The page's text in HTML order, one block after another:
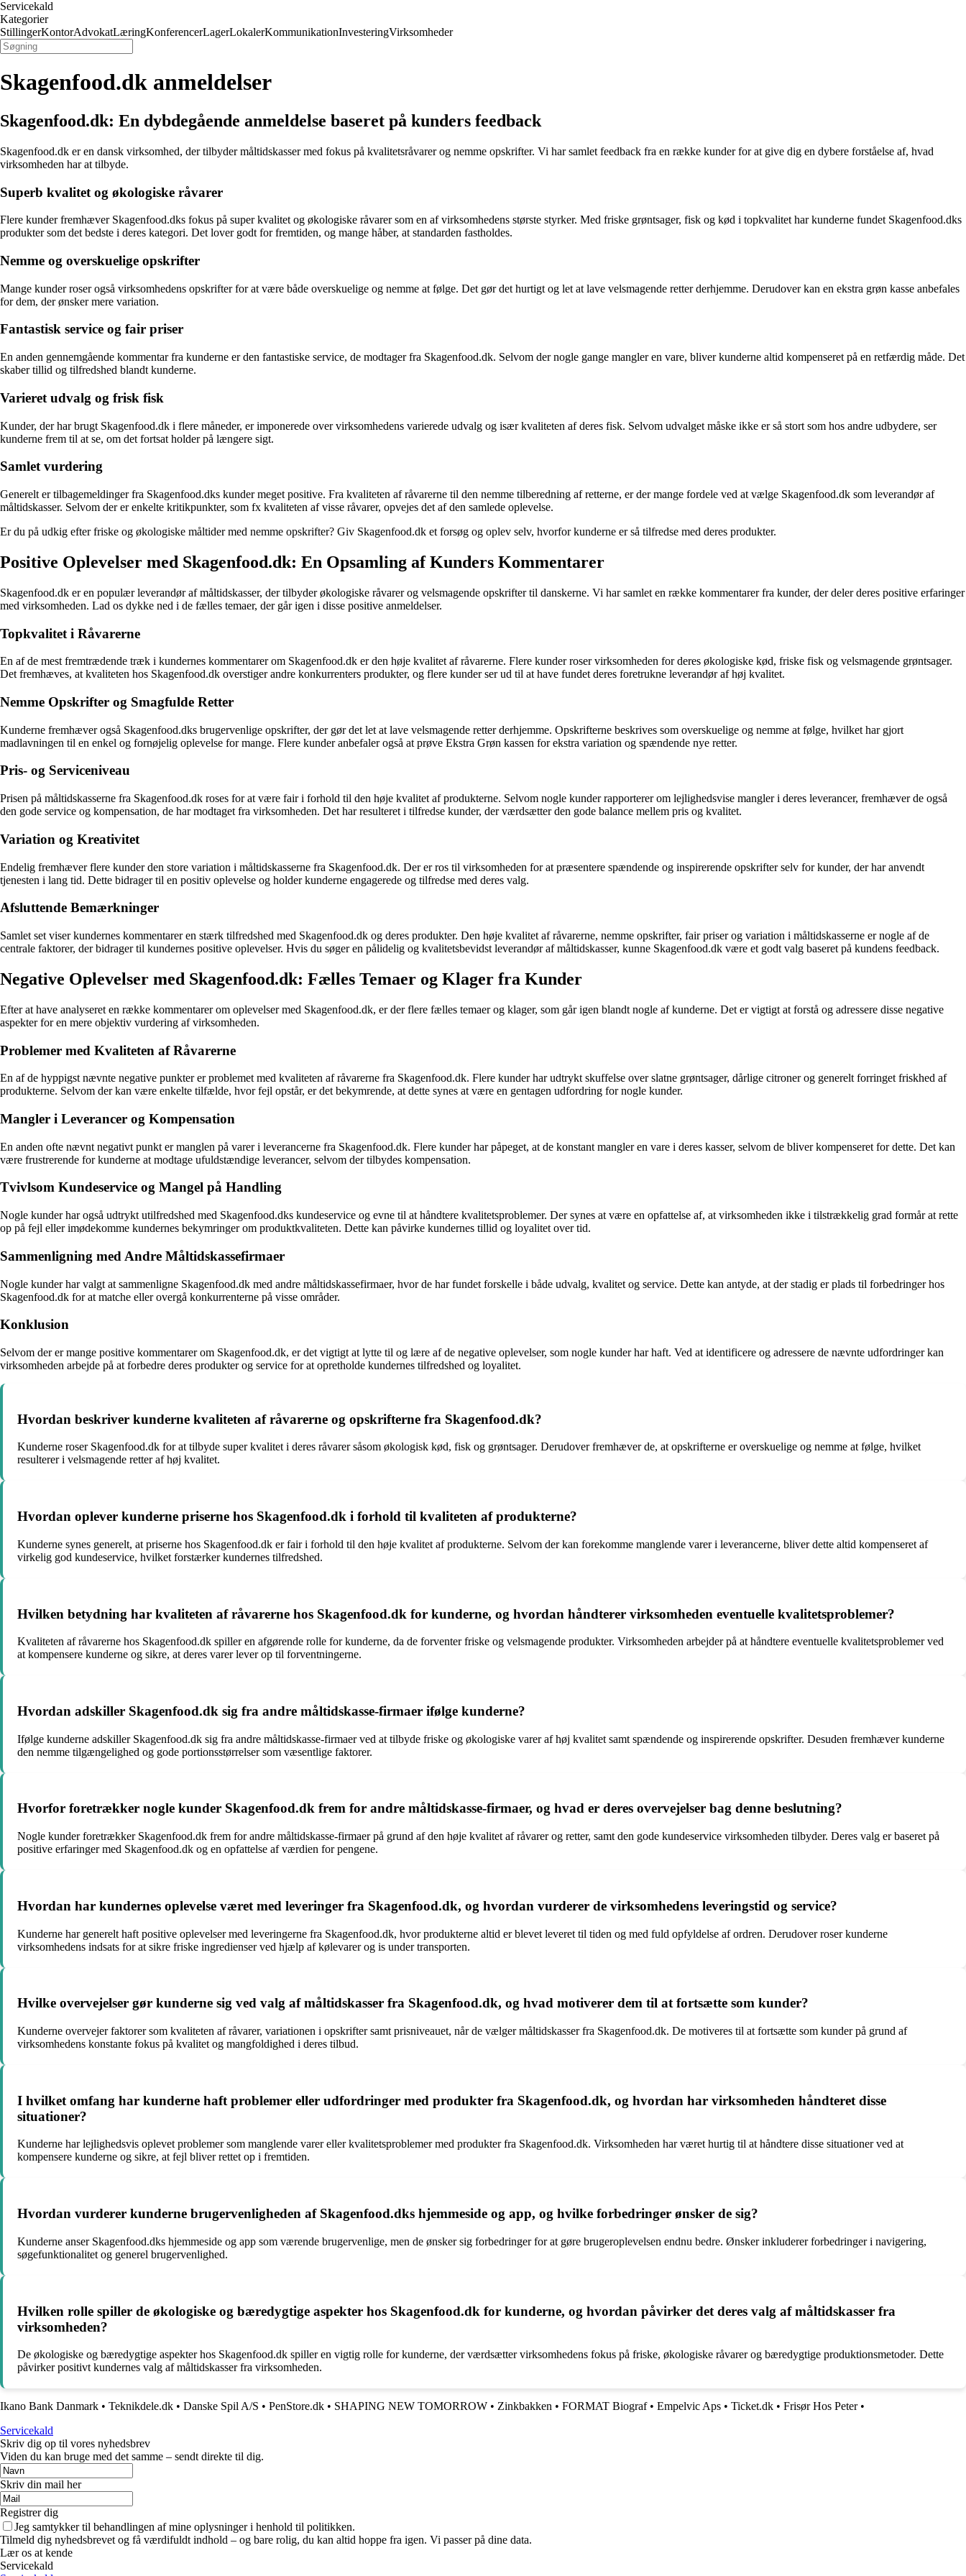
Servicekald
Kategorier
StillingerKontorAdvokatLæringKonferencerLagerLokalerKommunikationInvesteringVirksomheder
Skagenfood.dk anmeldelser
Skagenfood.dk: En dybdegående anmeldelse baseret på kunders feedback
Skagenfood.dk er en dansk virksomhed, der tilbyder måltidskasser med fokus på kvalitetsråvarer og nemme opskrifter. Vi har samlet feedback fra en række kunder for at give dig en dybere forståelse af, hvad
virksomheden har at tilbyde.
Superb kvalitet og økologiske råvarer
Flere kunder fremhæver Skagenfood.dks fokus på super kvalitet og økologiske råvarer som en af virksomhedens største styrker. Med friske grøntsager, fisk og kød i topkvalitet har kunderne fundet Skagenfood.dks
produkter som det bedste i deres kategori. Det lover godt for fremtiden, og mange håber, at standarden fastholdes.
Nemme og overskuelige opskrifter
Mange kunder roser også virksomhedens opskrifter for at være både overskuelige og nemme at følge. Det gør det hurtigt og let at lave velsmagende retter derhjemme. Derudover kan en ekstra grøn kasse anbefales
for dem, der ønsker mere variation.
Fantastisk service og fair priser
En anden gennemgående kommentar fra kunderne er den fantastiske service, de modtager fra Skagenfood.dk. Selvom der nogle gange mangler en vare, bliver kunderne altid kompenseret på en retfærdig måde. Det
skaber tillid og tilfredshed blandt kunderne.
Varieret udvalg og frisk fisk
Kunder, der har brugt Skagenfood.dk i flere måneder, er imponerede over virksomhedens varierede udvalg og især kvaliteten af deres fisk. Selvom udvalget måske ikke er så stort som hos andre udbydere, ser
kunderne frem til at se, om det fortsat holder på længere sigt.
Samlet vurdering
Generelt er tilbagemeldinger fra Skagenfood.dks kunder meget positive. Fra kvaliteten af råvarerne til den nemme tilberedning af retterne, er der mange fordele ved at vælge Skagenfood.dk som leverandør af
måltidskasser. Selvom der er enkelte kritikpunkter, som fx kvaliteten af visse råvarer, opvejes det af den samlede oplevelse.
Er du på udkig efter friske og økologiske måltider med nemme opskrifter? Giv Skagenfood.dk et forsøg og oplev selv, hvorfor kunderne er så tilfredse med deres produkter.
Positive Oplevelser med Skagenfood.dk: En Opsamling af Kunders Kommentarer
Skagenfood.dk er en populær leverandør af måltidskasser, der tilbyder økologiske råvarer og velsmagende opskrifter til danskerne. Vi har samlet en række kommentarer fra kunder, der deler deres positive erfaringer
med virksomheden. Lad os dykke ned i de fælles temaer, der går igen i disse positive anmeldelser.
Topkvalitet i Råvarerne
En af de mest fremtrædende træk i kundernes kommentarer om Skagenfood.dk er den høje kvalitet af råvarerne. Flere kunder roser virksomheden for deres økologiske kød, friske fisk og velsmagende grøntsager.
Det fremhæves, at kvaliteten hos Skagenfood.dk overstiger andre konkurrenters produkter, og flere kunder ser ud til at have fundet deres foretrukne leverandør af høj kvalitet.
Nemme Opskrifter og Smagfulde Retter
Kunderne fremhæver også Skagenfood.dks brugervenlige opskrifter, der gør det let at lave velsmagende retter derhjemme. Opskrifterne beskrives som overskuelige og nemme at følge, hvilket har gjort
madlavningen til en enkel og fornøjelig oplevelse for mange. Flere kunder anbefaler også at prøve Ekstra Grøn kassen for ekstra variation og spændende nye retter.
Pris- og Serviceniveau
Prisen på måltidskasserne fra Skagenfood.dk roses for at være fair i forhold til den høje kvalitet af produkterne. Selvom nogle kunder rapporterer om lejlighedsvise mangler i deres leverancer, fremhæver de også
den gode service og kompensation, de har modtaget fra virksomheden. Det har resulteret i tilfredse kunder, der værdsætter den gode balance mellem pris og kvalitet.
Variation og Kreativitet
Endelig fremhæver flere kunder den store variation i måltidskasserne fra Skagenfood.dk. Der er ros til virksomheden for at præsentere spændende og inspirerende opskrifter selv for kunder, der har anvendt
tjenesten i lang tid. Dette bidrager til en positiv oplevelse og holder kunderne engagerede og tilfredse med deres valg.
Afsluttende Bemærkninger
Samlet set viser kundernes kommentarer en stærk tilfredshed med Skagenfood.dk og deres produkter. Den høje kvalitet af råvarerne, nemme opskrifter, fair priser og variation i måltidskasserne er nogle af de
centrale faktorer, der bidrager til kundernes positive oplevelser. Hvis du søger en pålidelig og kvalitetsbevidst leverandør af måltidskasser, kunne Skagenfood.dk være et godt valg baseret på kundens feedback.
Negative Oplevelser med Skagenfood.dk: Fælles Temaer og Klager fra Kunder
Efter at have analyseret en række kommentarer om oplevelser med Skagenfood.dk, er der flere fælles temaer og klager, som går igen blandt nogle af kunderne. Det er vigtigt at forstå og adressere disse negative
aspekter for en mere objektiv vurdering af virksomheden.
Problemer med Kvaliteten af Råvarerne
En af de hyppigst nævnte negative punkter er problemet med kvaliteten af råvarerne fra Skagenfood.dk. Flere kunder har udtrykt skuffelse over slatne grøntsager, dårlige citroner og generelt forringet friskhed af
produkterne. Selvom der kan være enkelte tilfælde, hvor fejl opstår, er det bekymrende, at dette synes at være en gentagen udfordring for nogle kunder.
Mangler i Leverancer og Kompensation
En anden ofte nævnt negativt punkt er manglen på varer i leverancerne fra Skagenfood.dk. Flere kunder har påpeget, at de konstant mangler en vare i deres kasser, selvom de bliver kompenseret for dette. Det kan
være frustrerende for kunderne at modtage ufuldstændige leverancer, selvom der tilbydes kompensation.
Tvivlsom Kundeservice og Mangel på Handling
Nogle kunder har også udtrykt utilfredshed med Skagenfood.dks kundeservice og evne til at håndtere kvalitetsproblemer. Der synes at være en opfattelse af, at virksomheden ikke i tilstrækkelig grad formår at rette
op på fejl eller imødekomme kundernes bekymringer om produktkvaliteten. Dette kan påvirke kundernes tillid og loyalitet over tid.
Sammenligning med Andre Måltidskassefirmaer
Nogle kunder har valgt at sammenligne Skagenfood.dk med andre måltidskassefirmaer, hvor de har fundet forskelle i både udvalg, kvalitet og service. Dette kan antyde, at der stadig er plads til forbedringer hos
Skagenfood.dk for at matche eller overgå konkurrenterne på visse områder.
Konklusion
Selvom der er mange positive kommentarer om Skagenfood.dk, er det vigtigt at lytte til og lære af de negative oplevelser, som nogle kunder har haft. Ved at identificere og adressere de nævnte udfordringer kan
virksomheden arbejde på at forbedre deres produkter og service for at opretholde kundernes tilfredshed og loyalitet.
Hvordan beskriver kunderne kvaliteten af råvarerne og opskrifterne fra Skagenfood.dk?
Kunderne roser Skagenfood.dk for at tilbyde super kvalitet i deres råvarer såsom økologisk kød, fisk og grøntsager. Derudover fremhæver de, at opskrifterne er overskuelige og nemme at følge, hvilket
resulterer i velsmagende retter af høj kvalitet.
Hvordan oplever kunderne priserne hos Skagenfood.dk i forhold til kvaliteten af produkterne?
Kunderne synes generelt, at priserne hos Skagenfood.dk er fair i forhold til den høje kvalitet af produkterne. Selvom der kan forekomme manglende varer i leverancerne, bliver dette altid kompenseret af
virkelig god kundeservice, hvilket forstærker kundernes tilfredshed.
Hvilken betydning har kvaliteten af råvarerne hos Skagenfood.dk for kunderne, og hvordan håndterer virksomheden eventuelle kvalitetsproblemer?
Kvaliteten af råvarerne hos Skagenfood.dk spiller en afgørende rolle for kunderne, da de forventer friske og velsmagende produkter. Virksomheden arbejder på at håndtere eventuelle kvalitetsproblemer ved
at kompensere kunderne og sikre, at deres varer lever op til forventningerne.
Hvordan adskiller Skagenfood.dk sig fra andre måltidskasse-firmaer ifølge kunderne?
Ifølge kunderne adskiller Skagenfood.dk sig fra andre måltidskasse-firmaer ved at tilbyde friske og økologiske varer af høj kvalitet samt spændende og inspirerende opskrifter. Desuden fremhæver kunderne
den nemme tilgængelighed og gode portionsstørrelser som væsentlige faktorer.
Hvorfor foretrækker nogle kunder Skagenfood.dk frem for andre måltidskasse-firmaer, og hvad er deres overvejelser bag denne beslutning?
Nogle kunder foretrækker Skagenfood.dk frem for andre måltidskasse-firmaer på grund af den høje kvalitet af råvarer og retter, samt den gode kundeservice virksomheden tilbyder. Deres valg er baseret på
positive erfaringer med Skagenfood.dk og en opfattelse af værdien for pengene.
Hvordan har kundernes oplevelse været med leveringer fra Skagenfood.dk, og hvordan vurderer de virksomhedens leveringstid og service?
Kunderne har generelt haft positive oplevelser med leveringerne fra Skagenfood.dk, hvor produkterne altid er blevet leveret til tiden og med fuld opfyldelse af ordren. Derudover roser kunderne
virksomhedens indsats for at sikre friske ingredienser ved hjælp af kølevarer og is under transporten.
Hvilke overvejelser gør kunderne sig ved valg af måltidskasser fra Skagenfood.dk, og hvad motiverer dem til at fortsætte som kunder?
Kunderne overvejer faktorer som kvaliteten af råvarer, variationen i opskrifter samt prisniveauet, når de vælger måltidskasser fra Skagenfood.dk. De motiveres til at fortsætte som kunder på grund af
virksomhedens konstante fokus på kvalitet og mangfoldighed i deres tilbud.
I hvilket omfang har kunderne haft problemer eller udfordringer med produkter fra Skagenfood.dk, og hvordan har virksomheden håndteret disse
situationer?
Kunderne har lejlighedsvis oplevet problemer som manglende varer eller kvalitetsproblemer med produkter fra Skagenfood.dk. Virksomheden har været hurtig til at håndtere disse situationer ved at
kompensere kunderne og sikre, at fejl bliver rettet op i fremtiden.
Hvordan vurderer kunderne brugervenligheden af Skagenfood.dks hjemmeside og app, og hvilke forbedringer ønsker de sig?
Kunderne anser Skagenfood.dks hjemmeside og app som værende brugervenlige, men de ønsker sig forbedringer for at gøre brugeroplevelsen endnu bedre. Ønsker inkluderer forbedringer i navigering,
søgefunktionalitet og generel brugervenlighed.
Hvilken rolle spiller de økologiske og bæredygtige aspekter hos Skagenfood.dk for kunderne, og hvordan påvirker det deres valg af måltidskasser fra
virksomheden?
De økologiske og bæredygtige aspekter hos Skagenfood.dk spiller en vigtig rolle for kunderne, der værdsætter virksomhedens fokus på friske, økologiske råvarer og bæredygtige produktionsmetoder. Dette
påvirker positivt kundernes valg af måltidskasser fra virksomheden.
Ikano Bank Danmark • Teknikdele.dk • Danske Spil A/S • PenStore.dk • SHAPING NEW TOMORROW • Zinkbakken • FORMAT Biograf• Empelvic Aps • Ticket.dk • Frisør Hos Peter•
Servicekald
Skriv dig op til vores nyhedsbrev
Viden du kan bruge med det samme – sendt direkte til dig.
Skriv din mail her
Registrer dig
Jeg samtykker til behandlingen af mine oplysninger i henhold til politikken.
Tilmeld dig nyhedsbrevet og få værdifuldt indhold – og bare rolig, du kan altid hoppe fra igen. Vi passer på dine data.
Lær os at kende
Servicekald